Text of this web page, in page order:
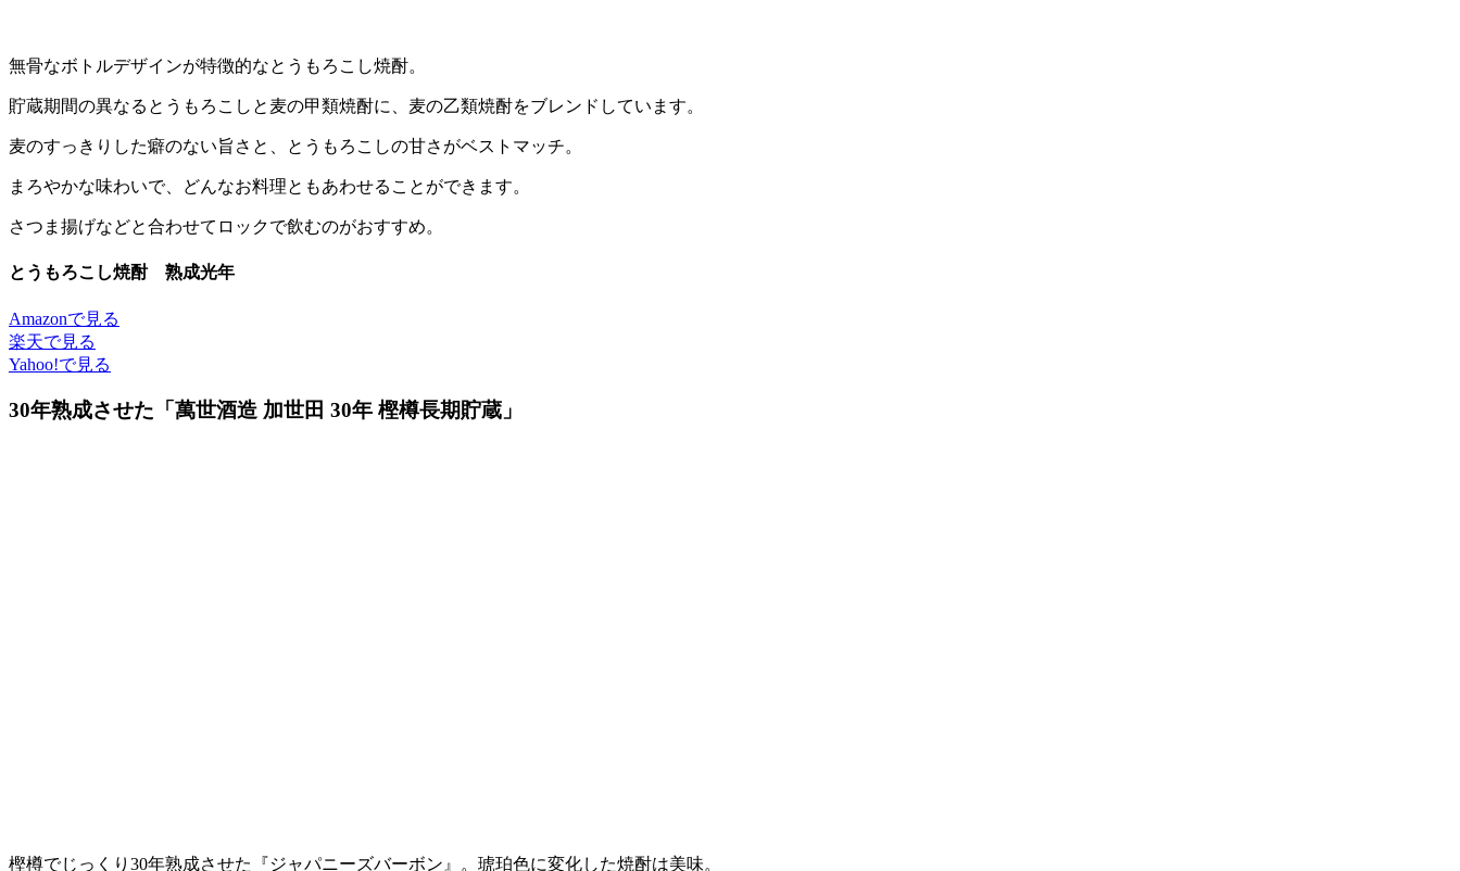
無骨なボトルデザインが特徴的なとうもろこし焼酎。
貯蔵期間の異なるとうもろこしと麦の甲類焼酎に、麦の乙類焼酎をブレンドしています。
麦のすっきりした癖のない旨さと、とうもろこしの甘さがベストマッチ。
まろやかな味わいで、どんなお料理ともあわせることができます。
さつま揚げなどと合わせてロックで飲むのがおすすめ。
とうもろこし焼酎 熟成光年
Amazonで見る
楽天で見る
Yahoo!で見る
30年熟成させた「萬世酒造 加世田 30年 樫樽長期貯蔵」
樫樽でじっくり30年熟成させた『ジャパニーズバーボン』。琥珀色に変化した焼酎は美味。